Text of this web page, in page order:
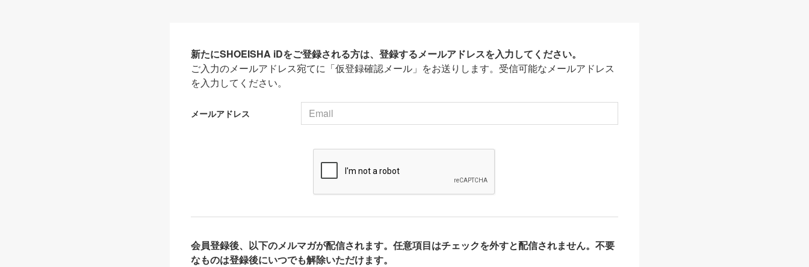
新たにSHOEISHA iDをご登録される方は、登録するメールアドレスを入力してください。
ご入力のメールアドレス宛てに「仮登録確認メール」をお送りします。受信可能なメールアドレス
を入力してください。
メールアドレス
会員登録後、以下のメルマガが配信されます。任意項目はチェックを外すと配信されません。不要
なものは登録後にいつでも解除いただけます。